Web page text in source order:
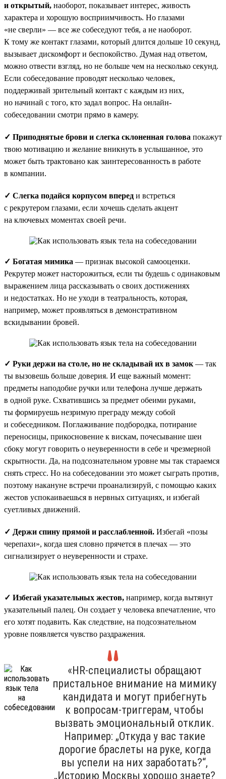
и открытый, наоборот, показывает интерес, живость
характера и хорошую восприимчивость. Но глазами
«не сверли» — все же собеседуют тебя, а не наоборот.
К тому же контакт глазами, который длится дольше 10 секунд,
вызывает дискомфорт и беспокойство. Думая над ответом,
можно отвести взгляд, но не больше чем на несколько секунд.
Если собеседование проводят несколько человек,
поддерживай зрительный контакт с каждым из них,
но начинай с того, кто задал вопрос. На онлайн-
собеседовании смотри прямо в камеру.
✓ Приподнятые брови и слегка склоненная голова покажут
твою мотивацию и желание вникнуть в услышанное, это
может быть трактовано как заинтересованность в работе
в компании.
✓ Слегка подайся корпусом вперед и встреться
с рекрутером глазами, если хочешь сделать акцент
на ключевых моментах своей речи.
✓ Богатая мимика — признак высокой самооценки.
Рекрутер может насторожиться, если ты будешь с одинаковым
выражением лица рассказывать о своих достижениях
и недостатках. Но не уходи в театральность, которая,
например, может проявляться в демонстративном
вскидывании бровей.
✓ Руки держи на столе, но не складывай их в замок — так
ты вызовешь больше доверия. И еще важный момент:
предметы наподобие ручки или телефона лучше держать
в одной руке. Схватившись за предмет обеими руками,
ты формируешь незримую преграду между собой
и собеседником. Поглаживание подбородка, потирание
переносицы, прикосновение к вискам, почесывание шеи
сбоку могут говорить о неуверенности в себе и чрезмерной
скрытности. Да, на подсознательном уровне мы так стараемся
снять стресс. Но на собеседовании это может сыграть против,
поэтому накануне встречи проанализируй, с помощью каких
жестов успокаиваешься в нервных ситуациях, и избегай
суетливых движений.
✓ Держи спину прямой и расслабленной. Избегай «позы
черепахи», когда шея словно прячется в плечах — это
сигнализирует о неуверенности и страхе.
✓ Избегай указательных жестов, например, когда вытянут
указательный палец. Он создает у человека впечатление, что
его хотят подавить. Как следствие, на подсознательном
уровне появляется чувство раздражения.
«HR-специалисты обращают
пристальное внимание на мимику
кандидата и могут прибегнуть
к вопросам-триггерам, чтобы
вызвать эмоциональный отклик.
Например: „Откуда у вас такие
дорогие браслеты на руке, когда
вы успели на них заработать?“,
„Историю Москвы хорошо знаете?